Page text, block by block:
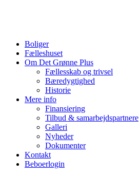
Boliger
Fælleshuset
Om Det Grønne Plus
Fællesskab og trivsel
Bæredygtighed
Historie
Mere info
Finansiering
Tilbud & samarbejdspartnere
Galleri
Nyheder
Dokumenter
Kontakt
Beboerlogin